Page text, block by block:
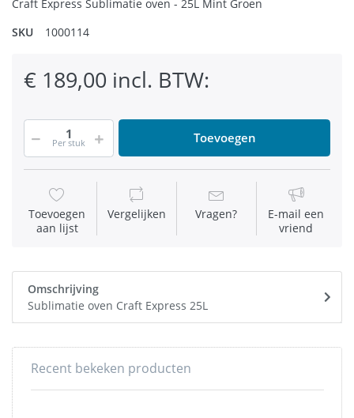
Craft Express Sublimatie oven - 25L Mint Groen
SKU
1000114
€ 189,00 incl. BTW:
Per stuk Toevoegen
Toevoegen
aan lijst
Vergelijken Vragen?
E-mail een
vriend
Omschrijving
Sublimatie oven Craft Express 25L
Recent bekeken producten